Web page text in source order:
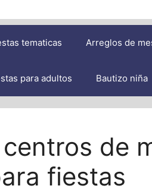
tematicas Arreglos de
para adultos Bautizo niña
de
fiestas